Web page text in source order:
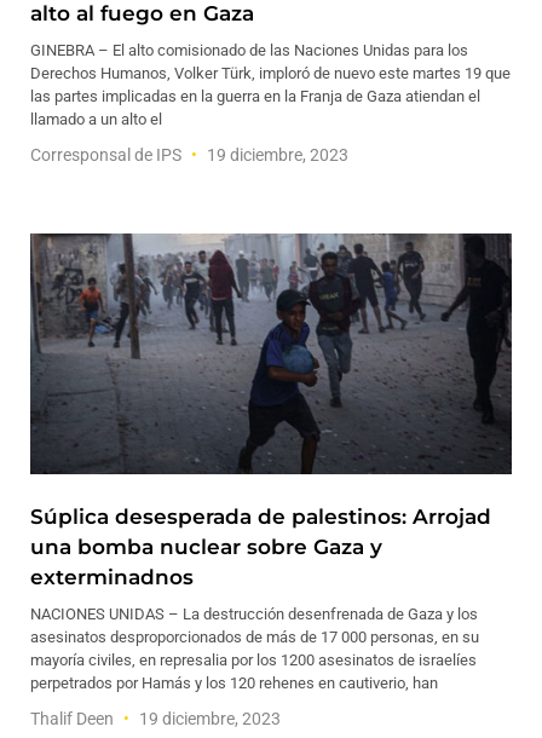
alto al fuego en Gaza
GINEBRA – El alto comisionado de las Naciones Unidas para los
Derechos Humanos, Volker Türk, imploró de nuevo este martes 19 que
las partes implicadas en la guerra en la Franja de Gaza atiendan el
llamado a un alto el
Corresponsal de IPS 19 diciembre, 2023
Súplica desesperada de palestinos: Arrojad
una bomba nuclear sobre Gaza y
exterminadnos
NACIONES UNIDAS – La destrucción desenfrenada de Gaza y los
asesinatos desproporcionados de más de 17 000 personas, en su
mayoría civiles, en represalia por los 1200 asesinatos de israelíes
perpetrados por Hamás y los 120 rehenes en cautiverio, han
Thalif Deen 19 diciembre, 2023